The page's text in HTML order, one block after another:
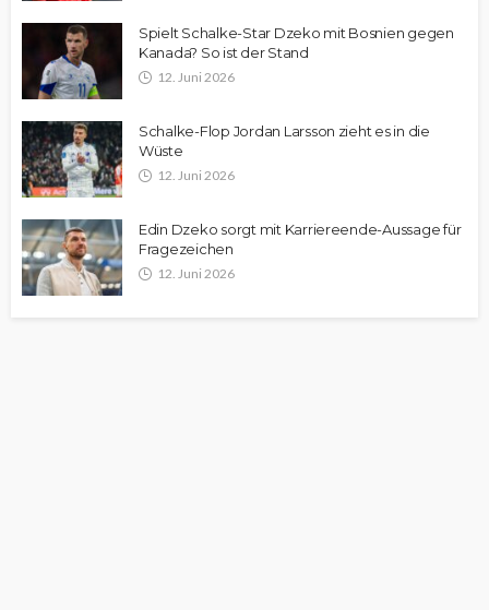
Spielt Schalke-Star Dzeko mit Bosnien gegen
Kanada? So ist der Stand
12. Juni 2026
Schalke-Flop Jordan Larsson zieht es in die
Wüste
12. Juni 2026
Edin Dzeko sorgt mit Karriereende-Aussage für
Fragezeichen
12. Juni 2026